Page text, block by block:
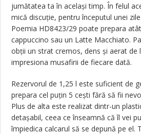
jumătatea ta în același timp. În felul
mică discuție, pentru începutul unei
Poemia HD8423/29 poate prepara
cappuccino sau un Latte Macchiato.
obții un strat cremos, dens și aerat de
impresiona musafirii de fiecare dată.
Rezervorul de 1,25 l este suficient de
prepara cel puțin 5 cești fără să fii
Plus de alta este realizat dintr-un
detașabil, ceea ce înseamnă că îl vei
împiedica calcarul să se depună pe el.